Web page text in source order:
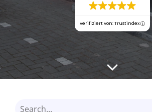
verifiziert von: Trustindex